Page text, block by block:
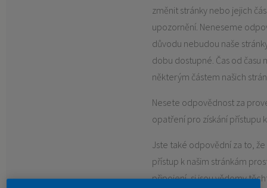
změnit stránky nebo jejich
upozornění. Neneseme
důvodu nebudou naše
dobu dostupné. Čas od času
některým částem našich
Nesete odpovědnost za
opatření pro získání přístupu
Jste také odpovědní za to,
přístup k našim stránkám
připojení, si jsou vědomy